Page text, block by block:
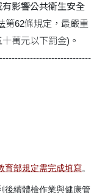
影響公共衛生安全
第62條規定，最嚴重
萬元以下罰金)。
育部規定需完成填寫。
後續體檢作業與健康管